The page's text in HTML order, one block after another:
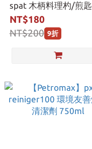
spat 木柄料理杓/煎匙
NT$180
NT$200 9折